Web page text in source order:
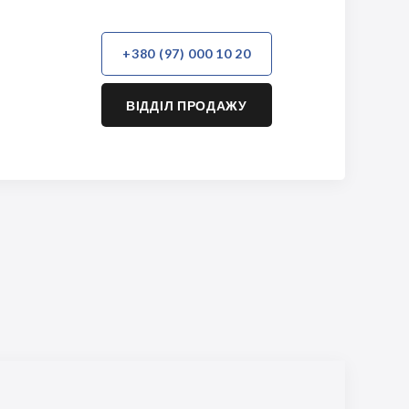
+380 (97) 000 10 20
ВІДДІЛ ПРОДАЖУ